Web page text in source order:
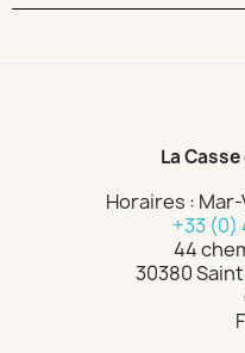
La
Horaires : Mar-
+33 (0)
44
30380